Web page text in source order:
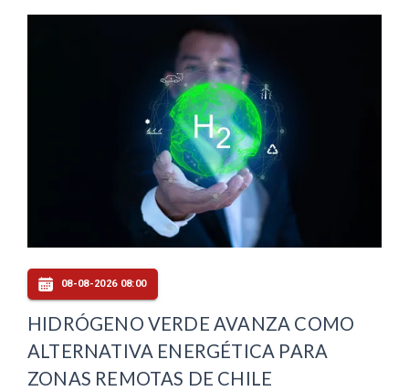
08-08-2026 08:00
HIDRÓGENO VERDE AVANZA COMO
ALTERNATIVA ENERGÉTICA PARA
ZONAS REMOTAS DE CHILE